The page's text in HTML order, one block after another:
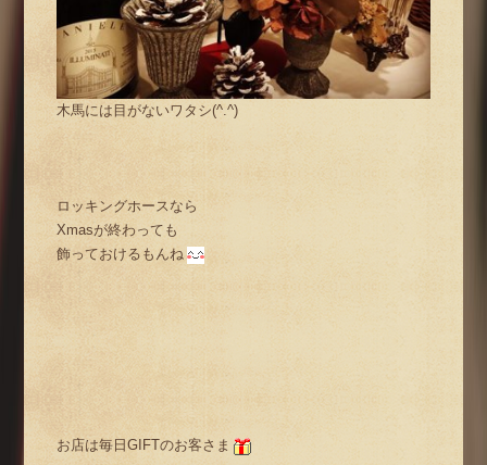
木馬には目がないワタシ(^.^)
ロッキングホースなら
Xmasが終わっても
飾っておけるもんね
お店は毎日GIFTのお客さま